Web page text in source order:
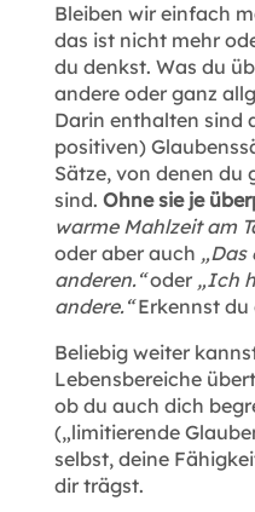
Bleiben wir einfach
das ist nicht mehr
du denkst. Was du
andere oder ganz
Darin enthalten sind
positiven)
Sätze, von denen du
sind. Ohne sie je
warme Mahlzeit am
oder aber auch „Das
anderen.“oder „Ich
andere.“Erkennst du
Beliebig weiter
Lebensbereiche
ob du auch dich
(„limitierende
selbst, deine
dir trägst.